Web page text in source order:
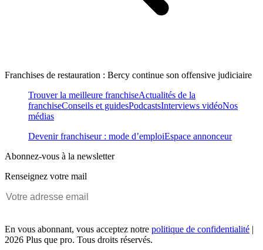
Franchises de restauration : Bercy continue son offensive judiciaire
Trouver la meilleure franchiseActualités de la
franchiseConseils et guidesPodcastsInterviews vidéoNos
médias
Devenir franchiseur : mode d’emploiEspace annonceur
Abonnez-vous à la newsletter
Renseignez votre mail
En vous abonnant, vous acceptez notre politique de confidentialité |
2026 Plus que pro. Tous droits réservés.